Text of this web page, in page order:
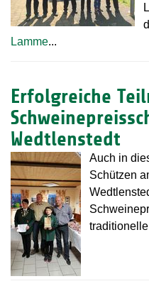
Lamme...
Erfolgreiche
Wedtlenstedt
Auch in
Schützen